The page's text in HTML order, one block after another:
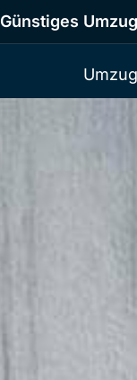
Günstiges